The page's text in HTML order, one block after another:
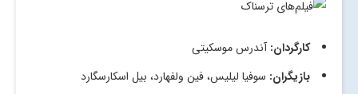
کارگردان:آندرس موسکیتی
بازیگران: سوفیا لیلیس، فین ولفهارد، بیل اسکارسگارد